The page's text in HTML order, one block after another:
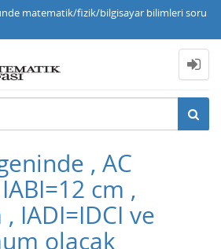
matematik/fizik/bilgisayar bilimleri soru
, AC
cm ,
IADI=IDCI ve
olacak